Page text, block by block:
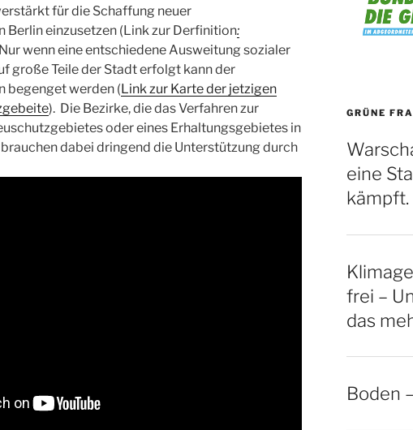
für die Schaffung neuer
Berlin einzusetzen (Link zur Derfinition:
wenn eine entschiedene Ausweitung sozialer
große Teile der Stadt erfolgt kann der
begenget werden (Link zur Karte der jetzigen
). Die Bezirke, die das Verfahren zur
oder eines Erhaltungsgebietes in
dabei dringend die Unterstützung durch
GRÜNE
eine
kämpft.
frei –
das
Boden